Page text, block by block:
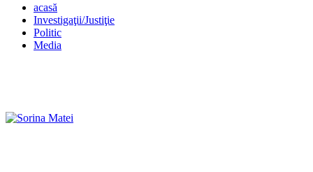
acasă
Investigaţii/Justiţie
Politic
Media